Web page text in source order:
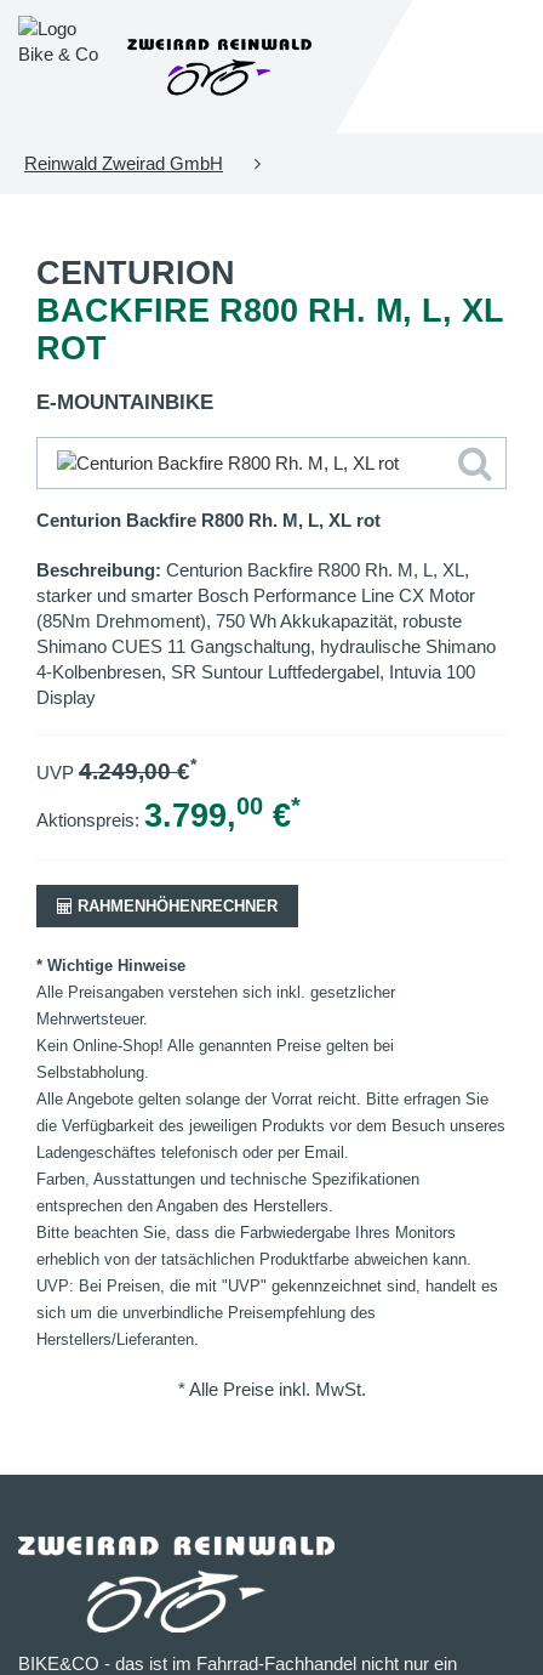
Reinwald Zweirad GmbH
CENTURION
BACKFIRE R800 RH. M, L, XL
ROT
E-MOUNTAINBIKE
Centurion Backfire R800 Rh. M, L, XL rot
Beschreibung: Centurion Backfire R800 Rh. M, L, XL,
starker und smarter Bosch Performance Line CX Motor
(85Nm Drehmoment), 750 Wh Akkukapazität, robuste
Shimano CUES 11 Gangschaltung, hydraulische Shimano
4-Kolbenbresen, SR Suntour Luftfedergabel, Intuvia 100
Display
UVP 4.249,00€*
Aktionspreis: 3.799,00 €*
RAHMENHÖHENRECHNER
* Wichtige Hinweise
Alle Preisangaben verstehen sich inkl. gesetzlicher
Mehrwertsteuer.
Kein Online-Shop! Alle genannten Preise gelten bei
Selbstabholung.
Alle Angebote gelten solange der Vorrat reicht. Bitte erfragen Sie
die Verfügbarkeit des jeweiligen Produkts vor dem Besuch unseres
Ladengeschäftes telefonisch oder per Email.
Farben, Ausstattungen und technische Spezifikationen
entsprechen den Angaben des Herstellers.
Bitte beachten Sie, dass die Farbwiedergabe Ihres Monitors
erheblich von der tatsächlichen Produktfarbe abweichen kann.
UVP: Bei Preisen, die mit "UVP" gekennzeichnet sind, handelt es
sich um die unverbindliche Preisempfehlung des
Herstellers/Lieferanten.
* Alle Preise inkl. MwSt.
BIKE&CO - das ist im Fahrrad-Fachhandel nicht nur ein